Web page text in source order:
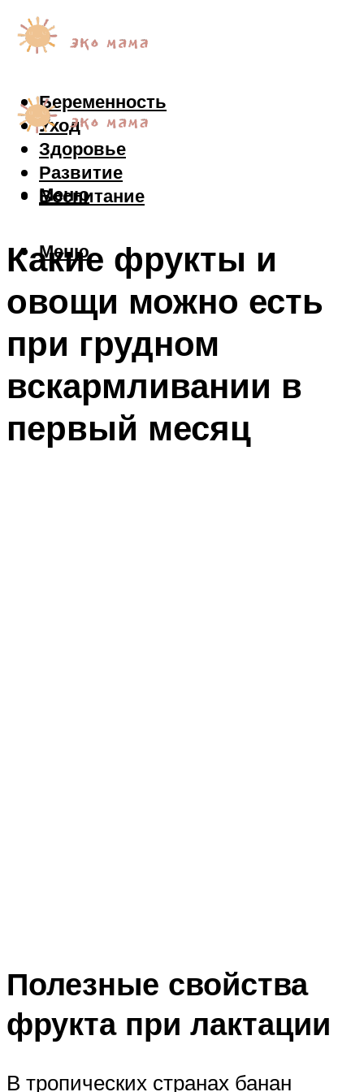
Беременность
Уход
Здоровье
Развитие
Воспитание
Меню
Меню
Какие фрукты и
овощи можно есть
при грудном
вскармливании в
первый месяц
Полезные свойства
фрукта при лактации
В тропических странах банан